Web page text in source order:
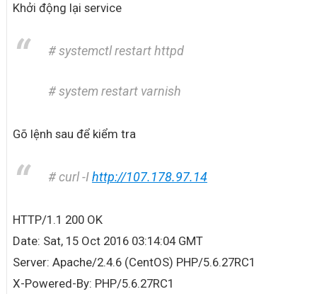
Khởi động lại service
# systemctl restart httpd
# system restart varnish
Gõ lệnh sau để kiểm tra
# curl -Ihttp://107.178.97.14
HTTP/1.1 200 OK
Date: Sat, 15 Oct 2016 03:14:04 GMT
Server: Apache/2.4.6 (CentOS) PHP/5.6.27RC1
X-Powered-By: PHP/5.6.27RC1